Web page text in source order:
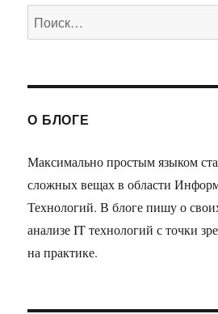
Искать:
О БЛОГЕ
Максимально простым языком
сложных вещах в области
Технологий. В блоге пишу о
анализе IT технологий с точки
на практике.